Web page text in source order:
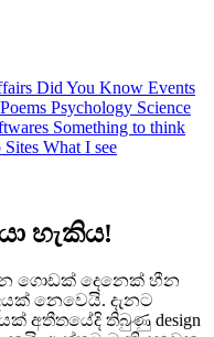
Did You Know Events
Poems Psychology Science
Something to think
Sites What I see
හැකිය!
ගොඩක් දෙනෙක් හීන
නෙවෙයි. දැනට
අතීතයේදි තිබුණු design